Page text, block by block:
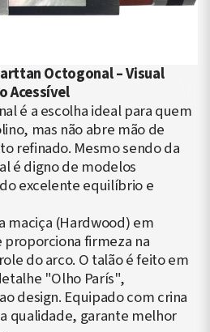
Octogonal – Visual
Acessível
é a escolha ideal para quem
mas não abre mão de
refinado. Mesmo sendo da
é digno de modelos
excelente equilíbrio e
maciça (Hardwood) em
firmeza na
do arco. O talão é feito em
"Olho París",
design. Equipado com crina
qualidade, garante melhor